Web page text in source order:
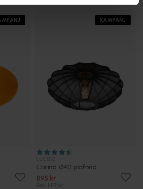
KAMPANJ
Corina Ø40 plafond
895 kr
Rek. 1 119 kr